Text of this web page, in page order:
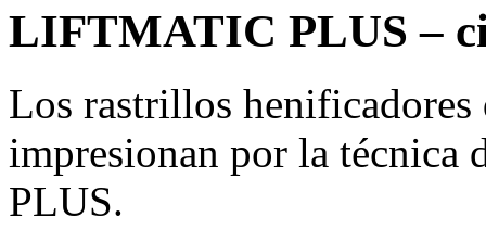
LIFTMATIC PLUS –
Los rastrillos
impresionan por la
PLUS.